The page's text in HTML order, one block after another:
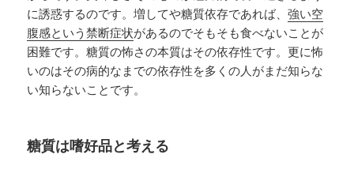
に誘惑するのです。増してや糖質依存であれば、強い空
腹感という禁断症状があるのでそもそも食べないことが
困難です。糖質の怖さの本質はその依存性です。更に怖
いのはその病的なまでの依存性を多くの人がまだ知らな
い知らないことです。
糖質は嗜好品と考える